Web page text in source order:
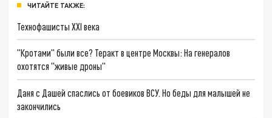
ЧИТАЙТЕ ТАКЖЕ:
Технофашисты XXI века
"Кротами" были все? Теракт в центре Москвы: На генералов
охотятся "живые дроны"
Даня с Дашей спаслись от боевиков ВСУ. Но беды для малышей не
закончились